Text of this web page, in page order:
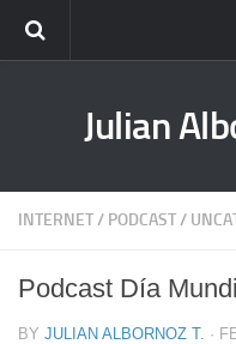
Capacitación
Conferencias
Julian
INTERNET/ PODCAST/
Podcast Día
BY JULIAN ALBORNOZ T. ·